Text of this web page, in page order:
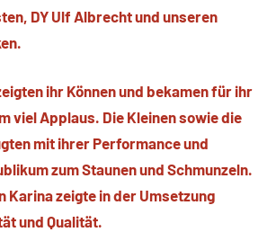
DY Ulf Albrecht und unseren
ihr Können und bekamen für ihr
viel Applaus. Die Kleinen sowie die
mit ihrer Performance und
zum Staunen und Schmunzeln.
Karina zeigte in der Umsetzung
und Qualität.